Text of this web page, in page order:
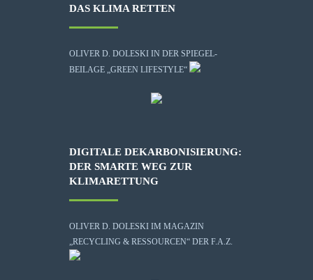
DAS KLIMA RETTEN
OLIVER D. DOLESKI IN DER SPIEGEL-
BEILAGE „GREEN LIFESTYLE“
DIGITALE DEKARBONISIERUNG:
DER SMARTE WEG ZUR
KLIMARETTUNG
OLIVER D. DOLESKI IM MAGAZIN
„RECYCLING & RESSOURCEN“ DER F.A.Z.